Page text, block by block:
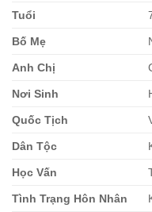
Tuổi
Bố Mẹ
Anh Chị
Nơi Sinh
Quốc Tịch
Dân Tộc
Học Vấn
Tình Trạng Hôn Nhân